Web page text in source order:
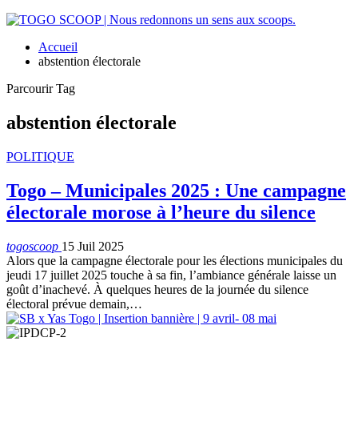
Accueil
abstention électorale
Parcourir Tag
abstention électorale
POLITIQUE
Togo – Municipales 2025 : Une campagne
électorale morose à l’heure du silence
togoscoop 15 Juil 2025
Alors que la campagne électorale pour les élections municipales du
jeudi 17 juillet 2025 touche à sa fin, l’ambiance générale laisse un
goût d’inachevé. À quelques heures de la journée du silence
électoral prévue demain,…